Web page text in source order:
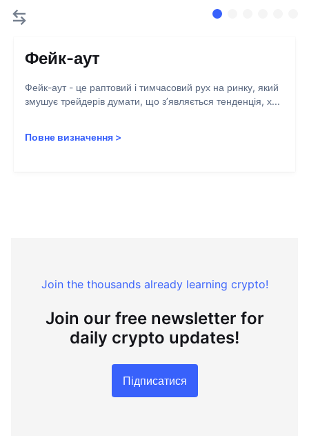
Фейк-аут
Фейк-аут - це раптовий і тимчасовий рух на ринку, який
змушує трейдерів думати, що з’являється тенденція, х...
Повне визначення >
Join the thousands already learning crypto!
Join our free newsletter for
daily crypto updates!
Підписатися